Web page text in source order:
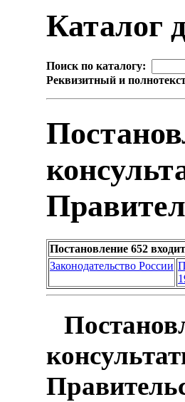
Каталог
Поиск по каталогу:
Реквизитный и
Постановление 652
Законодательство России